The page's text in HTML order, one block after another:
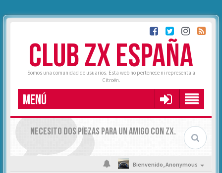
CLUB ZX ESPAÑA
Somos una comunidad de usuarios. Esta web no pertenece ni representa a
Citroën.
MENÚ
NECESITO DOS PIEZAS PARA UN AMIGO CON ZX.
Bienvenido,Anonymous